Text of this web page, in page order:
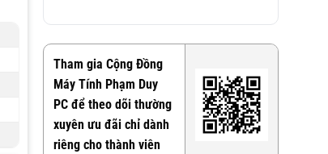
Tham gia Cộng Đồng
Máy Tính Phạm Duy
PC để theo dõi thường
xuyên ưu đãi chỉ dành
riêng cho thành viên